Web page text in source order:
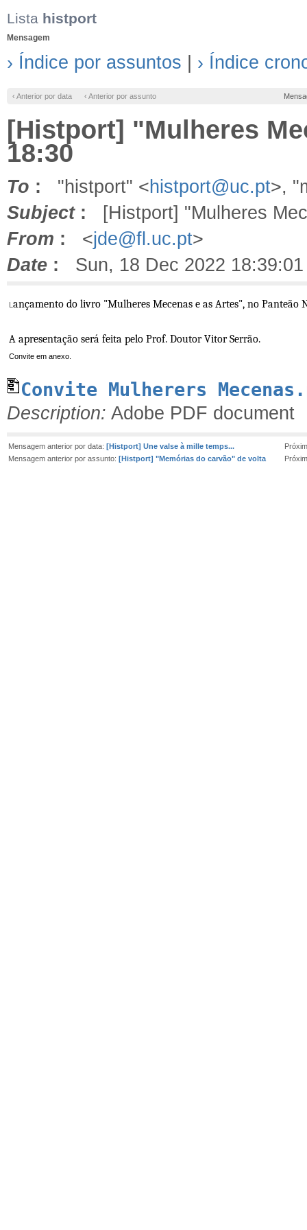
Lista histport
Mensagem
› Índice por assuntos › Índice
‹ Anterior por data ‹ Anterior por assunto
[Histport] "Mulheres
18:30
To : "histport" <histport@uc.pt>,
Subject: [Histport] "Mulheres
From : <jde@fl.uc.pt>
Date : Sun, 18 Dec 2022 18:39:01
L ançamento do livro "Mulheres Mecenas e as Artes", no Panteão
A apresentação será feita pelo Prof. Doutor Vitor Serrão.
Convite em anexo.
Convite Mulherers
Description: Adobe PDF document
Mensagem anterior por data: [Histport] Une valse à mille temps...
Mensagem anterior por assunto: [Histport] "Memórias do carvão" de volta